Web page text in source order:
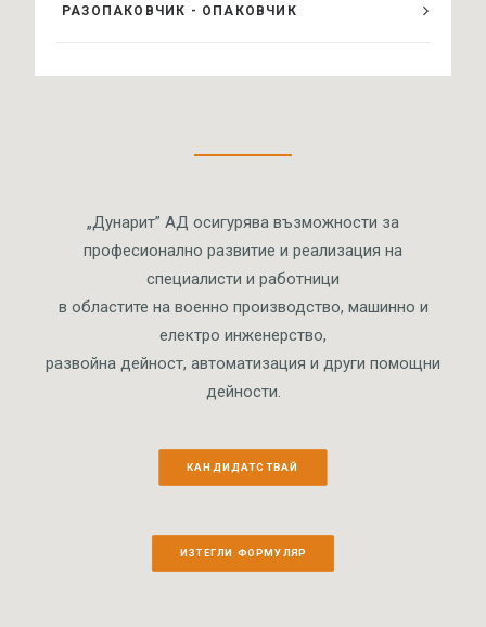
РАЗОПАКОВЧИК - ОПАКОВЧИК
„Дунарит” АД осигурява възможности за
професионално развитие и реализация на
специалисти и работници
в областите на военно производство, машинно и
електро инженерство,
развойна дейност, автоматизация и други помощни
дейности.
КАНДИДАТСТВАЙ
ИЗТЕГЛИ ФОРМУЛЯР